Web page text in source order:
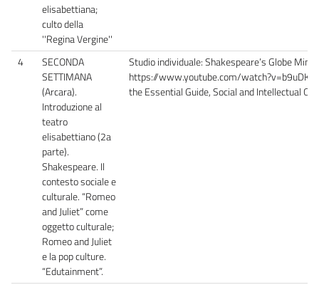
elisabettiana;
culto della
''Regina Vergine''
4
SECONDA
SETTIMANA
(Arcara).
Introduzione al
teatro
elisabettiano (2a
parte).
Shakespeare. Il
contesto sociale e
culturale. “Romeo
and Juliet” come
oggetto culturale;
Romeo and Juliet
e la pop culture.
“Edutainment”.
Studio individuale: Shakespeare’s Globe Mini-
https://www.youtube.com/
the Essential Guide, Social and Intellectual